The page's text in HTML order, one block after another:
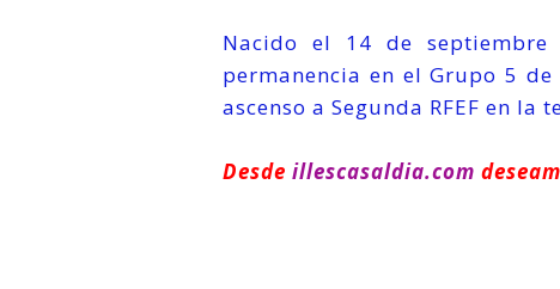
Nacido el 14 de
permanencia en el Grupo 5
ascenso a Segunda RFEF en la
Desde illescasaldia.com